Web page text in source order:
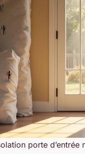
porte